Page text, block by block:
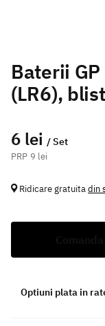
Baterii
(LR6),
6 lei / Set
9 lei
Ridicare gratuitadin
Optiuni plata in